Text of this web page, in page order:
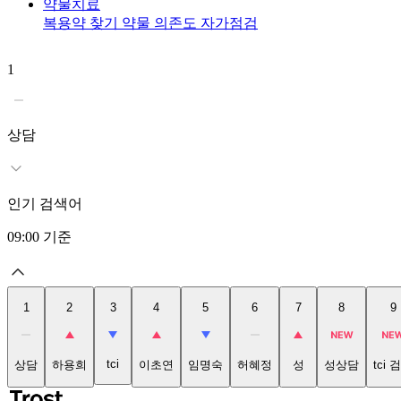
약물치료
복용약 찾기 약물 의존도 자가점검
1
상담
인기 검색어
09:00 기준
1
상담
2
하용희
3
tci
4
이초연
5
임명숙
6
허혜정
7
성
8
성상담
9
tci